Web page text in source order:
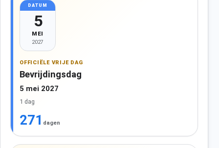
DATUM
5
MEI
2027
OFFICIËLE VRIJE DAG
Bevrijdingsdag
5 mei 2027
1 dag
271 dagen